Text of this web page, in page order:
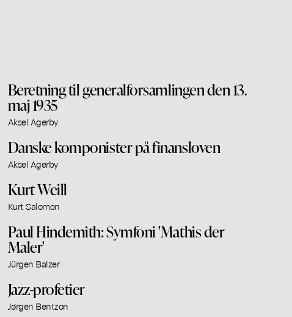
Beretning til generalforsamlingen den 13.
maj 1935
Aksel Agerby
Danske komponister på finansloven
Aksel Agerby
Kurt Weill
Kurt Salomon
Paul Hindemith: Symfoni 'Mathis der
Maler'
Jürgen Balzer
Jazz-profetier
Jørgen Bentzon